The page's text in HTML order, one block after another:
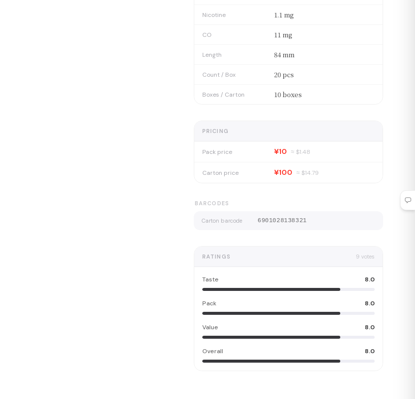
Nicotine 1.1 mg
CO 11 mg
Length 84 mm
Count / Box 20 pcs
Boxes / Carton 10 boxes
PRICING
Pack price ¥10 ≈ $1.48
Carton price ¥100 ≈ $14.79
BARCODES
Carton barcode 6901028138321
RATINGS 9 votes
Taste 8.0
Pack 8.0
Value 8.0
Overall 8.0